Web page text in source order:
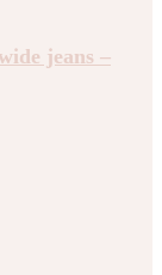
jeans –